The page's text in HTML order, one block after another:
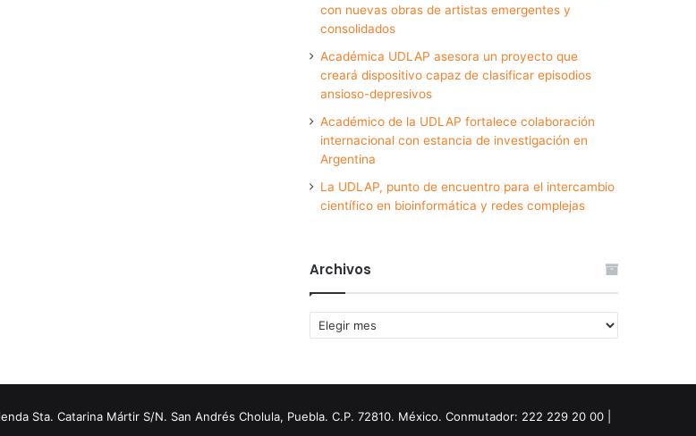
con nuevas obras de artistas emergentes y
consolidados
Académica UDLAP asesora un proyecto que
creará dispositivo capaz de clasificar episodios
ansioso-depresivos
Académico de la UDLAP fortalece colaboración
internacional con estancia de investigación en
Argentina
La UDLAP, punto de encuentro para el intercambio
científico en bioinformática y redes complejas
Archivos
Archivos
Sta. Catarina Mártir S/N. San Andrés Cholula, Puebla. C.P. 72810. México. Conmutador: 222 229 20 00 |